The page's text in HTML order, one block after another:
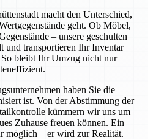
macht den Unterschied,
geht. Ob Möbel,
– unsere geschulten
und transportieren Ihr Inventar
bleibt Ihr Umzug nicht nur
haben Sie die
ist. Von der Abstimmung der
kümmern wir uns um
Zuhause freuen können. Ein
möglich – er wird zur Realität.